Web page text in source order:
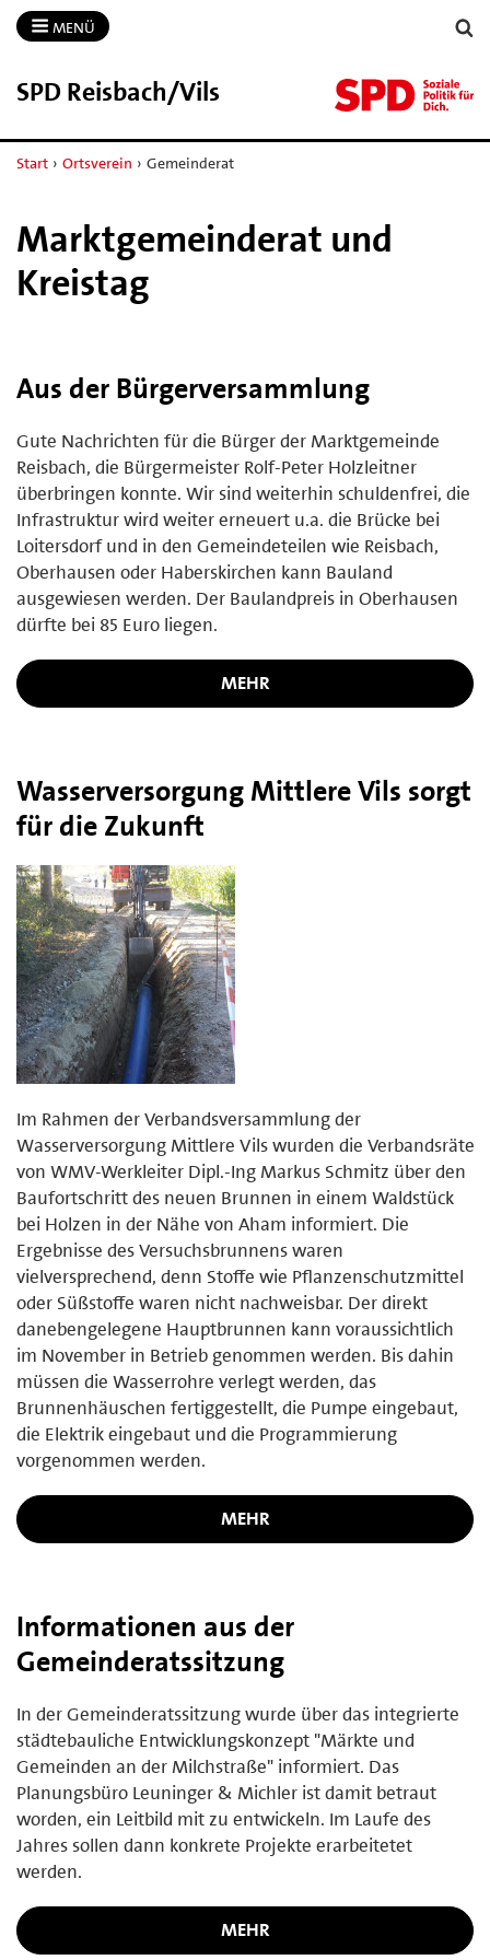
MENÜ
SPD Reisbach/​Vils
Start › Ortsverein › Gemeinderat
Marktgemeinderat und
Kreistag
Aus der Bürgerversammlung
Gute Nachrichten für die Bürger der Marktgemeinde
Reisbach, die Bürgermeister Rolf-Peter Holzleitner
überbringen konnte. Wir sind weiterhin schuldenfrei, die
Infrastruktur wird weiter erneuert u.a. die Brücke bei
Loitersdorf und in den Gemeindeteilen wie Reisbach,
Oberhausen oder Haberskirchen kann Bauland
ausgewiesen werden. Der Baulandpreis in Oberhausen
dürfte bei 85 Euro liegen.
MEHR
Wasserversorgung Mittlere Vils sorgt
für die Zukunft
Im Rahmen der Verbandsversammlung der
Wasserversorgung Mittlere Vils wurden die Verbandsräte
von WMV-Werkleiter Dipl.-Ing Markus Schmitz über den
Baufortschritt des neuen Brunnen in einem Waldstück
bei Holzen in der Nähe von Aham informiert. Die
Ergebnisse des Versuchsbrunnens waren
vielversprechend, denn Stoffe wie Pflanzenschutzmittel
oder Süßstoffe waren nicht nachweisbar. Der direkt
danebengelegene Hauptbrunnen kann voraussichtlich
im November in Betrieb genommen werden. Bis dahin
müssen die Wasserrohre verlegt werden, das
Brunnenhäuschen fertiggestellt, die Pumpe eingebaut,
die Elektrik eingebaut und die Programmierung
vorgenommen werden.
MEHR
Informationen aus der
Gemeinderatssitzung
In der Gemeinderatssitzung wurde über das integrierte
städtebauliche Entwicklungskonzept "Märkte und
Gemeinden an der Milchstraße" informiert. Das
Planungsbüro Leuninger & Michler ist damit betraut
worden, ein Leitbild mit zu entwickeln. Im Laufe des
Jahres sollen dann konkrete Projekte erarbeitetet
werden.
MEHR